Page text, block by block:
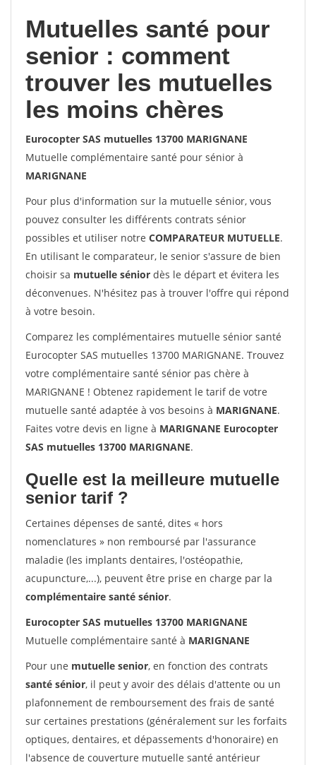
Mutuelles santé pour
senior : comment
trouver les mutuelles
les moins chères
Eurocopter SAS mutuelles 13700 MARIGNANE
Mutuelle complémentaire santé pour sénior à
MARIGNANE
Pour plus d'information sur la mutuelle sénior, vous
pouvez consulter les différents contrats sénior
possibles et utiliser notre COMPARATEUR MUTUELLE.
En utilisant le comparateur, le senior s'assure de bien
choisir sa mutuelle sénior dès le départ et évitera les
déconvenues. N'hésitez pas à trouver l'offre qui répond
à votre besoin.
Comparez les complémentaires mutuelle sénior santé
Eurocopter SAS mutuelles 13700 MARIGNANE. Trouvez
votre complémentaire santé sénior pas chère à
MARIGNANE ! Obtenez rapidement le tarif de votre
mutuelle santé adaptée à vos besoins à MARIGNANE.
Faites votre devis en ligne à MARIGNANE Eurocopter
SAS mutuelles 13700 MARIGNANE.
Quelle est la meilleure mutuelle
senior tarif ?
Certaines dépenses de santé, dites « hors
nomenclatures » non remboursé par l'assurance
maladie (les implants dentaires, l'ostéopathie,
acupuncture,...), peuvent être prise en charge par la
complémentaire santé sénior.
Eurocopter SAS mutuelles 13700 MARIGNANE
Mutuelle complémentaire santé à MARIGNANE
Pour une mutuelle senior, en fonction des contrats
santé sénior, il peut y avoir des délais d'attente ou un
plafonnement de remboursement des frais de santé
sur certaines prestations (généralement sur les forfaits
optiques, dentaires, et dépassements d'honoraire) en
l'absence de couverture mutuelle santé antérieur